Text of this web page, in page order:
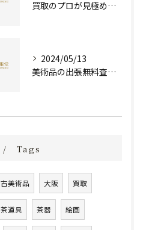
買取のプロが見極める！骨董品の価値と査定とは？
2024/05/13
美術品の出張無料査定 | 一万点以上の実績で信頼の骨董品買取専門店
Tags
古美術品 大阪 買取
茶道具 茶器 絵画